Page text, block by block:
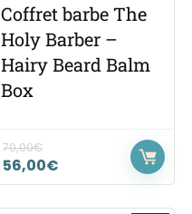
Coffret barbe The
Holy Barber –
Hairy Beard Balm
Box
70,00€
56,00€